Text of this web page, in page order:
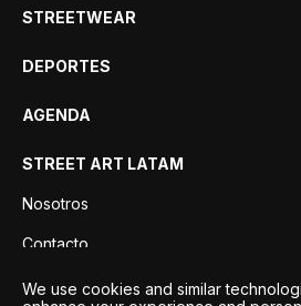
STREETWEAR
DEPORTES
AGENDA
STREET ART LATAM
Nosotros
Contacto
Privacidad
We use cookies and similar